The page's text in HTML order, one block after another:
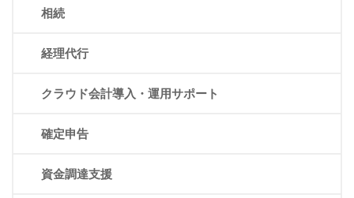
相続
経理代行
クラウド会計導入・運用サポート
確定申告
資金調達支援